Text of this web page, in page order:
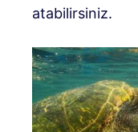
atabilirsiniz.